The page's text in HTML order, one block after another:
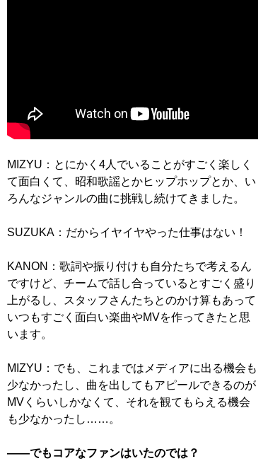
MIZYU：とにかく4人でいることがすごく楽しく
て面白くて、昭和歌謡とかヒップホップとか、い
ろんなジャンルの曲に挑戦し続けてきました。
SUZUKA：だからイヤイヤやった仕事はない！
KANON：歌詞や振り付けも自分たちで考えるん
ですけど、チームで話し合っているとすごく盛り
上がるし、スタッフさんたちとのかけ算もあって
いつもすごく面白い楽曲やMVを作ってきたと思
います。
MIZYU：でも、これまではメディアに出る機会も
少なかったし、曲を出してもアピールできるのが
MVくらいしかなくて、それを観てもらえる機会
も少なかったし……。
――でもコアなファンはいたのでは？